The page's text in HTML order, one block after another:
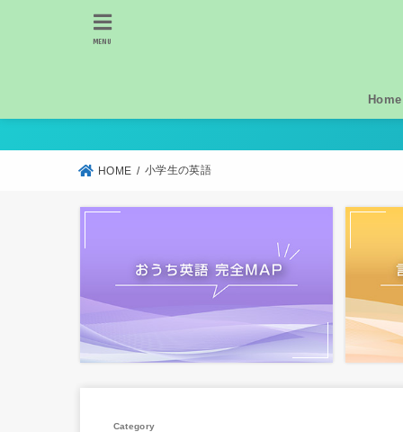
Home
MENU
HOME 小学生の英語